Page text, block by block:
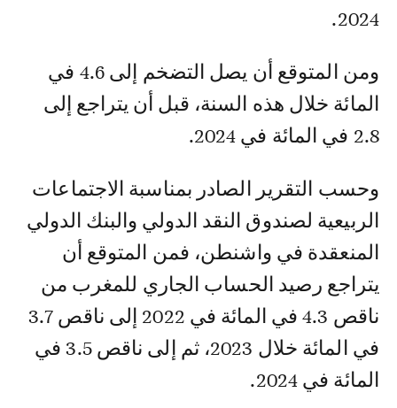
2024.
ومن المتوقع أن يصل التضخم إلى 4.6 في
المائة خلال هذه السنة، قبل أن يتراجع إلى
2.8 في المائة في 2024.
وحسب التقرير الصادر بمناسبة الاجتماعات
الربيعية لصندوق النقد الدولي والبنك الدولي
المنعقدة في واشنطن، فمن المتوقع أن
يتراجع رصيد الحساب الجاري للمغرب من
ناقص 4.3 في المائة في 2022 إلى ناقص 3.7
في المائة خلال 2023، ثم إلى ناقص 3.5 في
المائة في 2024.